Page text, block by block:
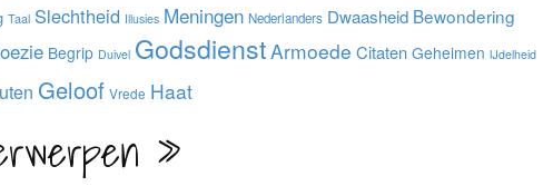
Taal Slechtheid Illusies Meningen Nederlanders Dwaasheid Bewondering
Begrip Duivel GodsdienstArmoede Citaten Geheimen IJdelheid
Geloof Vrede Haat
»